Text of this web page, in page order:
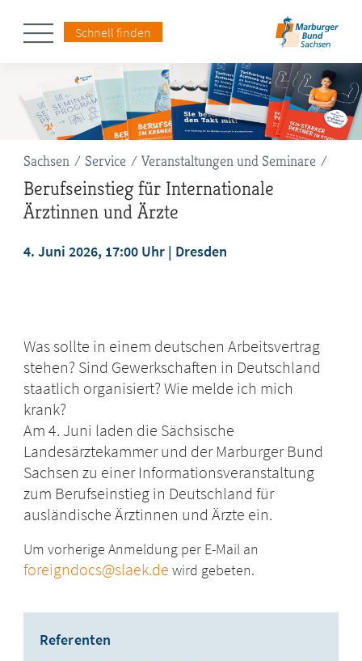
Schnell finden
Pfadnavigation
Sachsen Service Veranstaltungen und Seminare
Berufseinstieg für Internationale
Ärztinnen und Ärzte
4. Juni 2026, 17:00 Uhr Dresden
Was sollte in einem deutschen Arbeitsvertrag
stehen? Sind Gewerkschaften in Deutschland
staatlich organisiert? Wie melde ich mich
krank?
Am 4. Juni laden die Sächsische
Landesärztekammer und der Marburger Bund
Sachsen zu einer Informationsveranstaltung
zum Berufseinstieg in Deutschland für
ausländische Ärztinnen und Ärzte ein.
Um vorherige Anmeldung per E-Mail an
foreigndocs@slaek.de wird gebeten.
Referenten